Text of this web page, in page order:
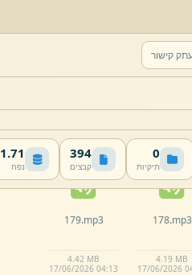
קישור
0
תיקיות
394
קבצים
1.71 GB
נפח
17/06/2026
17/06/2026 04:12
178.mp3
4.19 MB
17/06/2026
179.mp3
4.42 MB
17/06/2026 04:13